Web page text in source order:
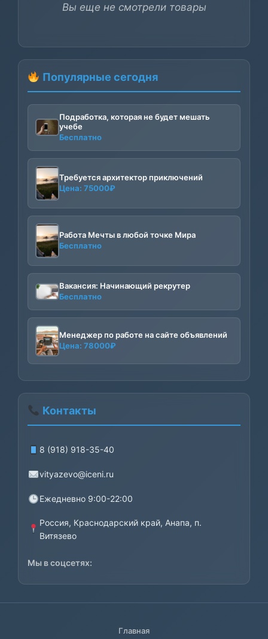
Вы еще не смотрели товары
Популярные сегодня
Подработка, которая не будет мешать
учебе
Бесплатно
Требуется архитектор приключений
Цена: 75000₽
Работа Мечты в любой точке Мира
Бесплатно
Вакансия: Начинающий рекрутер
Бесплатно
Менеджер по работе на сайте объявлений
Цена: 78000₽
Контакты
8 (918) 918-35-40
vityazevo@iceni.ru
Ежедневно 9:00-22:00
Россия, Краснодарский край, Анапа, п.
Витязево
Мы в соцсетях:
Главная